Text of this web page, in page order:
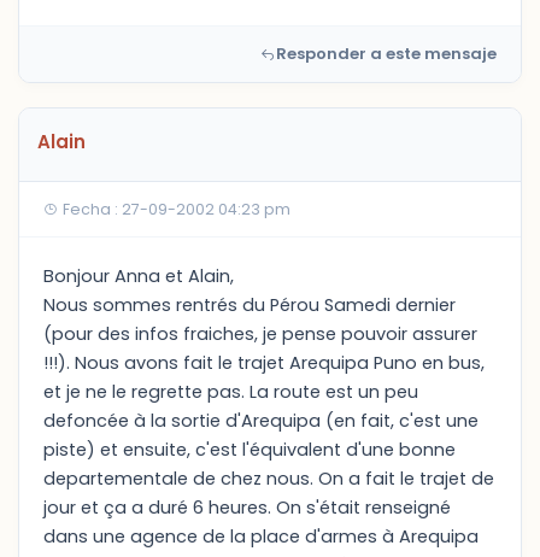
Responder a este mensaje
Alain
Fecha : 27-09-2002 04:23 pm
Bonjour Anna et Alain,
Nous sommes rentrés du Pérou Samedi dernier
(pour des infos fraiches, je pense pouvoir assurer
!!!). Nous avons fait le trajet Arequipa Puno en bus,
et je ne le regrette pas. La route est un peu
defoncée à la sortie d'Arequipa (en fait, c'est une
piste) et ensuite, c'est l'équivalent d'une bonne
departementale de chez nous. On a fait le trajet de
jour et ça a duré 6 heures. On s'était renseigné
dans une agence de la place d'armes à Arequipa